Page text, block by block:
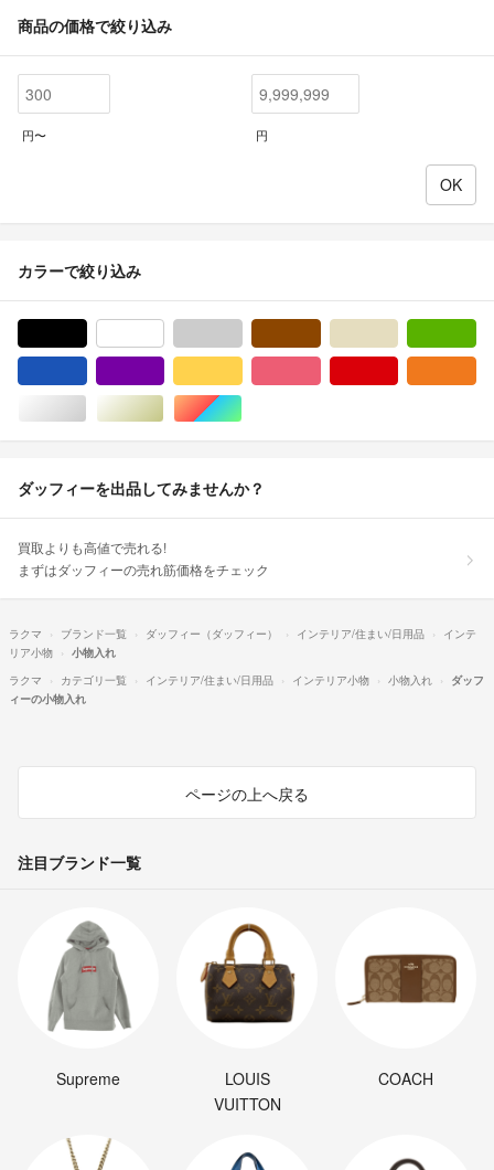
商品の価格で絞り込み
円〜 円
カラーで絞り込み
シルバー/銀色系ゴールド/金色系マルチカラー
ダッフィーを出品してみませんか？
買取よりも高値で売れる!
まずはダッフィーの売れ筋価格をチェック
ラクマ ブランド一覧 ダッフィー（ダッフィー） インテリア/住まい/日用品
インテ
リア小物
小物入れ
ラクマ
カテゴリ一覧 インテリア/住まい/日用品 インテリア小物 小物入れ
ダッフ
ィーの小物入れ
ページの上へ戻る
注目ブランド一覧
Supreme
LOUIS
VUITTON
COACH